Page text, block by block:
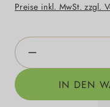
Preise inkl. MwSt. zzgl.
Produkt
IN DEN